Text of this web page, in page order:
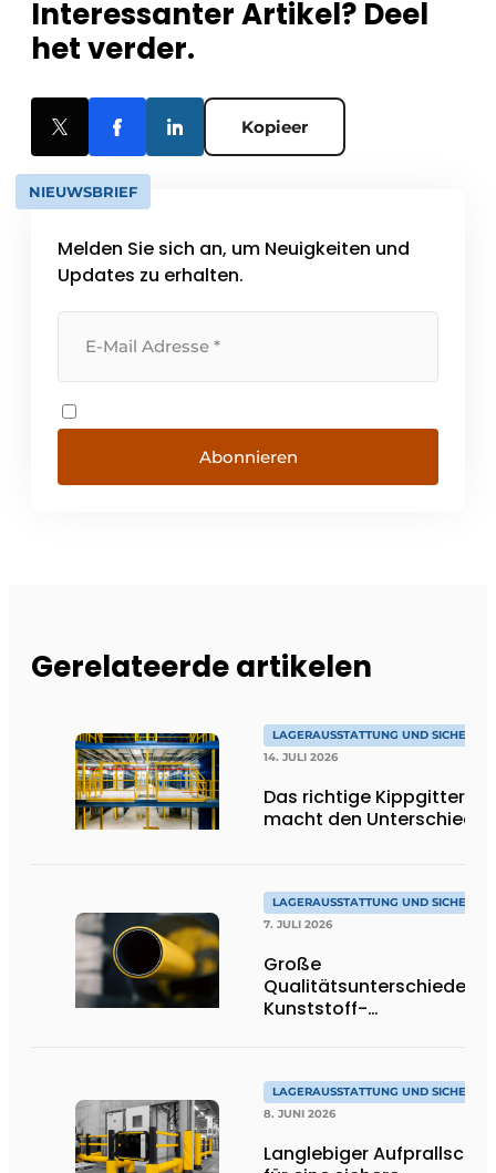
Interessanter Artikel? Deel
het verder.
Kopieer
NIEUWSBRIEF
Melden Sie sich an, um Neuigkeiten und
Updates zu erhalten.
Abonnieren
Gerelateerde artikelen
LAGERAUSSTATTUNG UND
14. JULI 2026
Das richtige Kippgitter
macht den Unterschied
LAGERAUSSTATTUNG UND
7. JULI 2026
Große
Qualitätsunterschiede
Kunststoff-
LAGERAUSSTATTUNG UND
8. JUNI 2026
Langlebiger